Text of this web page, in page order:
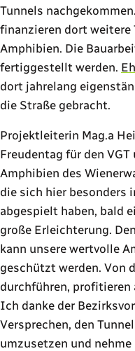
Tunnels
finanzieren dort weitere
Amphibien. Die
fertiggestellt werden.
dort jahrelang
die Straße gebracht.
Projektleiterin Mag.a
Freudentag für den
Amphibien des
die sich hier besonders
abgespielt haben, bald
große Erleichterung.
kann unsere wertvolle
geschützt werden. Von
durchführen, profitieren
Ich danke der
Versprechen, den
umzusetzen und